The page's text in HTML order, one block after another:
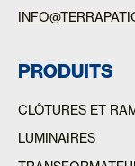
PRODUITS
CLÔTURES ET
LUMINAIRES